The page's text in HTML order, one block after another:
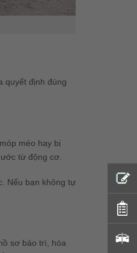
quyết định đúng
méo hay bị
từ động cơ.
Nếu bạn không tự
sơ bảo trì, hóa